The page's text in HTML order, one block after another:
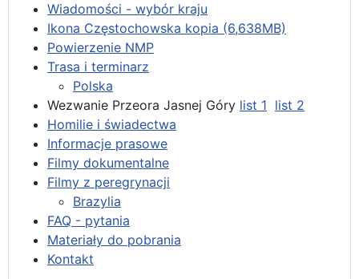
Wiadomości - wybór kraju
Ikona Częstochowska kopia (6,638MB)
Powierzenie NMP
Trasa i terminarz
Polska
Wezwanie Przeora Jasnej Góry list 1 list 2
Homilie i świadectwa
Informacje prasowe
Filmy dokumentalne
Filmy z peregrynacji
Brazylia
FAQ - pytania
Materiały do pobrania
Kontakt